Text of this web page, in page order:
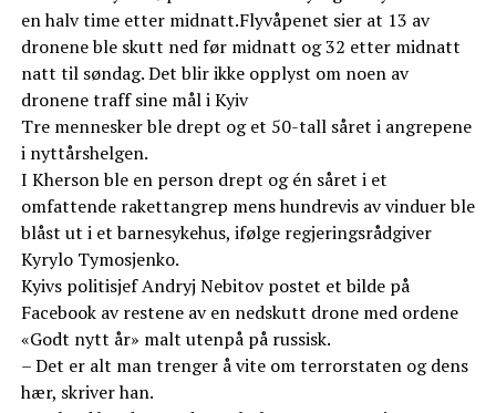
en halv time etter midnatt.Flyvåpenet sier at 13 av
dronene ble skutt ned før midnatt og 32 etter midnatt
natt til søndag. Det blir ikke opplyst om noen av
dronene traff sine mål i Kyiv
Tre mennesker ble drept og et 50-tall såret i angrepene
i nyttårshelgen.
I Kherson ble en person drept og én såret i et
omfattende rakettangrep mens hundrevis av vinduer ble
blåst ut i et barnesykehus, ifølge regjeringsrådgiver
Kyrylo Tymosjenko.
Kyivs politisjef Andryj Nebitov postet et bilde på
Facebook av restene av en nedskutt drone med ordene
«Godt nytt år» malt utenpå på russisk.
– Det er alt man trenger å vite om terrorstaten og dens
hær, skriver han.